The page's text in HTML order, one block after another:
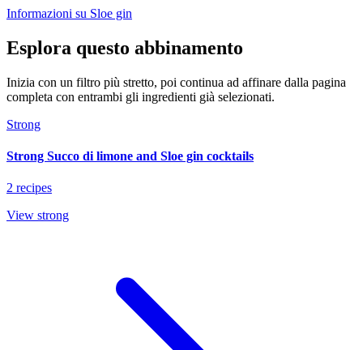
Informazioni su Sloe gin
Esplora questo abbinamento
Inizia con un filtro più stretto, poi continua ad affinare dalla pagina
completa con entrambi gli ingredienti già selezionati.
Strong
Strong Succo di limone and Sloe gin cocktails
2 recipes
View strong